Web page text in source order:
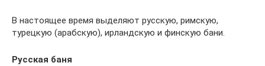
В настоящее время выделяют русскую, римскую,
турецкую (арабскую), ирландскую и финскую бани.
Русская баня